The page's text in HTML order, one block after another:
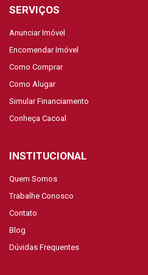
SERVIÇOS
Anunciar Imóvel
Encomendar Imóvel
Como Comprar
Como Alugar
Simular Financiamento
Conheça Cacoal
INSTITUCIONAL
Quem Somos
Trabalhe Conosco
Contato
Blog
Dúvidas Frequentes